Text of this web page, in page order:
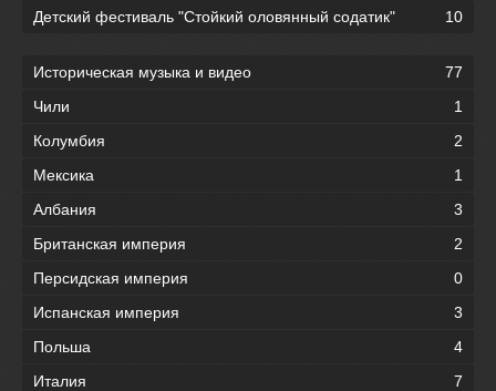
Детский фестиваль "Стойкий оловянный содатик" 10
Историческая музыка и видео
77
Чили
1
Колумбия
2
Мексика
1
Албания
3
Британская империя
2
Персидская империя
0
Испанская империя
3
Польша
4
Италия
7